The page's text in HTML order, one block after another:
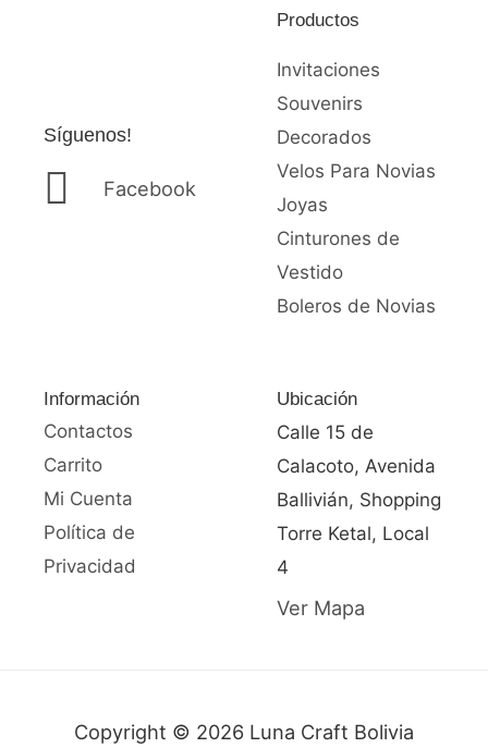
Síguenos!
Facebook
Productos
Invitaciones
Souvenirs
Decorados
Velos Para Novias
Joyas
Cinturones de
Vestido
Boleros de Novias
Información
Contactos
Carrito
Mi Cuenta
Política de
Privacidad
Ubicación
Calle 15 de
Calacoto, Avenida
Ballivián, Shopping
Torre Ketal, Local
4
Ver Mapa
Copyright © 2026 Luna Craft Bolivia